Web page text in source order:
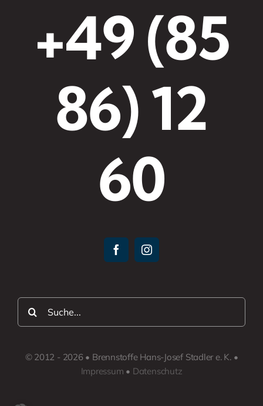
+49 (85
86) 12
60
Suche
nach:
© 2012 - 2026 • Brennstoffe Hans-Josef Stadler e. K. •
Impressum • Datenschutz